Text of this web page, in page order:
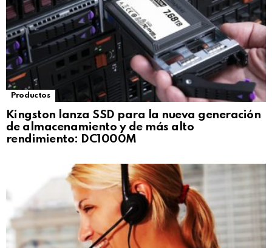
Productos
Kingston lanza SSD para la nueva generación
de almacenamiento y de más alto
rendimiento: DC1000M